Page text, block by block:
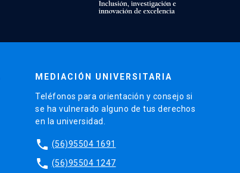
MEDIACIÓN UNIVERSITARIA
Teléfonos para orientación y consejo si
se ha vulnerado alguno de tus derechos
en la universidad.
phone (56)95504 1691
phone (56)95504 1247